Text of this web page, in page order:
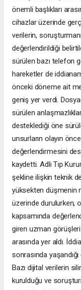
önemli başlıkları
cihazlar üzerinde
verilerin,
değerlendirildiği
sürülen bazı telefon
hareketler de
önceki döneme ait
geniş yer verdi.
sürülen
desteklediği öne
unsurların olayın
değerlendirmesini
kaydetti. Adli Tıp
şekline ilişkin teknik
yüksekten düşmenin
üzerinde durulurken,
kapsamında
giren uzman
arasında yer aldı.
sonrasında
Bazı dijital verilerin
kurulduğu ve